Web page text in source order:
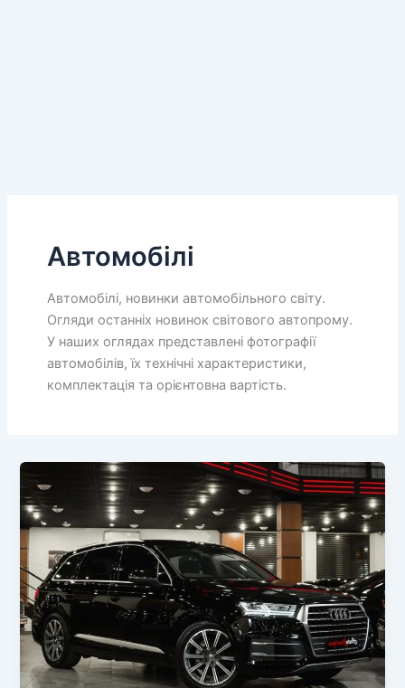
Автомобілі
Автомобілі, новинки автомобільного світу.
Огляди останніх новинок світового автопрому.
У наших оглядах представлені фотографії
автомобілів, їх технічні характеристики,
комплектація та орієнтовна вартість.